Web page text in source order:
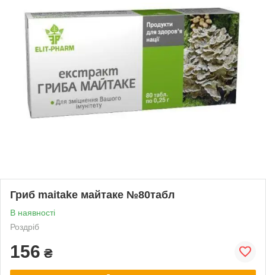
Гриб maitake майтаке №80табл
В наявності
Роздріб
156 ₴